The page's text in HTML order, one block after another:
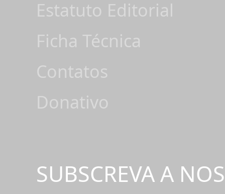
Estatuto Editorial
Ficha Técnica
Contatos
Donativo
SUBSCREVA A